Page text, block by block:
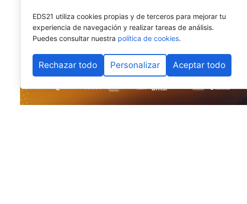
EDS21 utiliza cookies propias y de terceros para mejorar tu
experiencia de navegación y realizar tareas de análisis.
Puedes consultar nuestra política de cookies.
Rechazar todo Personalizar Aceptar todo